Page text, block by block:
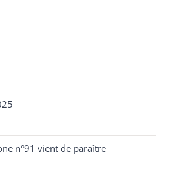
n°91 vient de paraître